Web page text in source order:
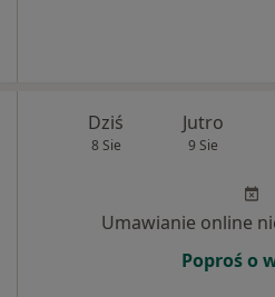
Dziś
8 Sie
Jutro
9 Sie
Umawianie online
Poproś o